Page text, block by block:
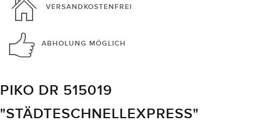
VERSANDKOSTENFREI
ABHOLUNG MÖGLICH
PIKO DR 515019
"STÄDTESCHNELLEXPRESS"